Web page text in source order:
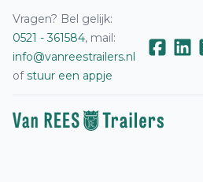
Vragen? Bel gelijk:
0521 - 361584, mail:
info@vanreestrailers.nl
ofstuur een appje